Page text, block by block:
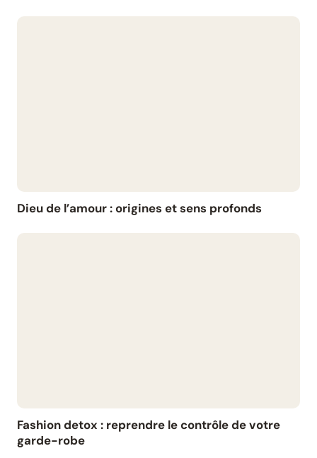
Dieu de l’amour : origines et sens profonds
Fashion detox : reprendre le contrôle de votre
garde-robe